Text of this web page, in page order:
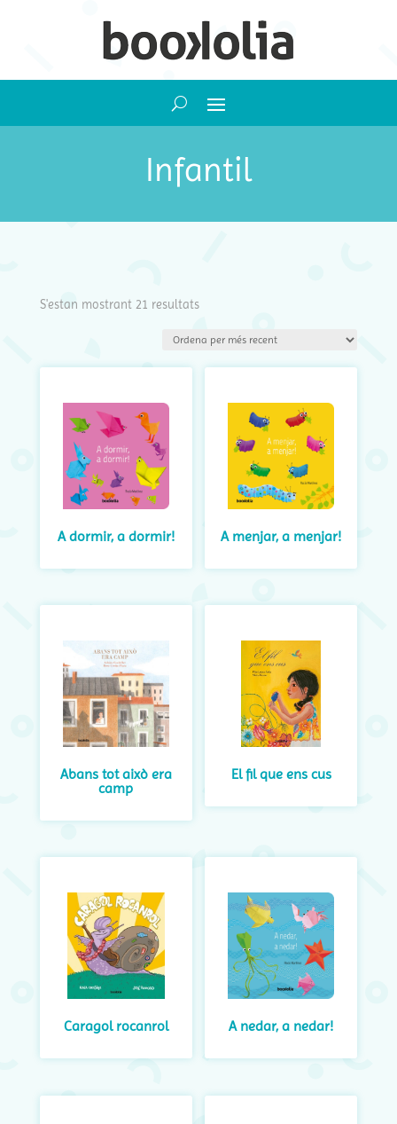
Infantil
S'estan mostrant 21 resultatsOrdenat
A dormir, a dormir! A menjar, a menjar!
Abans tot això era
camp
El fil que ens cus
Caragol rocanrol A nedar, a nedar!